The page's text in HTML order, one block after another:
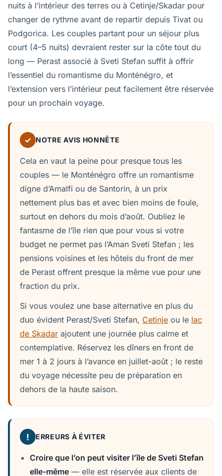
nuits à l’intérieur des terres ou à Cetinje/Skadar pour
changer de rythme avant de repartir depuis Tivat ou
Podgorica. Les couples partant pour un séjour plus
court (4–5 nuits) devraient rester sur la côte tout du
long — Perast associé à Sveti Stefan suffit à offrir
l’essentiel du romantisme du Monténégro, et
l’extension vers l’intérieur peut facilement être réservée
pour un prochain voyage.
✓ NOTRE AVIS HONNÊTE
Cela en vaut la peine pour presque tous les
couples — le Monténégro offre un romantisme
digne d’Amalfi ou de Santorin, à un prix
nettement plus bas et avec bien moins de foule,
surtout en dehors du mois d’août. Oubliez le
fantasme de l’île rien que pour vous si votre
budget ne permet pas l’Aman Sveti Stefan ; les
pensions voisines et les hôtels du front de mer
de Perast offrent presque la même vue pour une
fraction du prix.
Si vous voulez une base alternative en plus du
duo évident Perast/Sveti Stefan, Cetinje ou le lac
de Skadar ajoutent une journée plus calme et
contemplative. Réservez les dîners en front de
mer 1 à 2 jours à l’avance en juillet-août ; le reste
du voyage nécessite peu de préparation en
dehors de la haute saison.
! ERREURS À ÉVITER
Croire que l’on peut visiter l’île de Sveti Stefan
elle-même — elle est réservée aux clients de